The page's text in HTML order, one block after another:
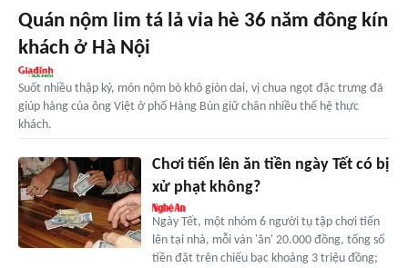
Quán nộm lim tá lả vỉa hè 36 năm đông kín
khách ở Hà Nội
Suốt nhiều thập kỷ, món nộm bò khô giòn dai, vị chua ngọt đặc trưng đã
giúp hàng của ông Việt ở phố Hàng Bún giữ chân nhiều thế hệ thực
khách.
Chơi tiến lên ăn tiền ngày Tết có bị
xử phạt không?
Ngày Tết, một nhóm 6 người tụ tập chơi tiến
lên tại nhà, mỗi ván 'ăn' 20.000 đồng, tổng số
tiền đặt trên chiếu bạc khoảng 3 triệu đồng;